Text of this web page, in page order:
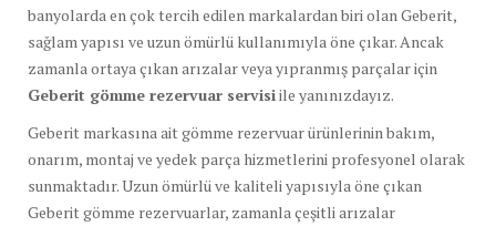
banyolarda en çok tercih edilen markalardan biri olan Geberit,
sağlam yapısı ve uzun ömürlü kullanımıyla öne çıkar. Ancak
zamanla ortaya çıkan arızalar veya yıpranmış parçalar için
Geberit gömme rezervuar servisiile yanınızdayız.
Geberit markasına ait gömme rezervuar ürünlerinin bakım,
onarım, montaj ve yedek parça hizmetlerini profesyonel olarak
sunmaktadır. Uzun ömürlü ve kaliteli yapısıyla öne çıkan
Geberit gömme rezervuarlar, zamanla çeşitli arızalar